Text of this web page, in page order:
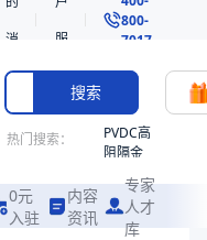
消
息
服
务
800-
7017
搜索
热门搜索：
PVDC高
阻隔金
共挤热
收缩袋
0元
入驻
内容
资讯
专家
人才
库